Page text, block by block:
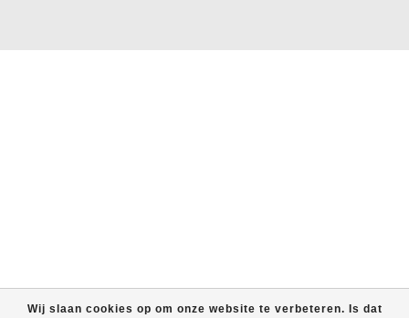
Wij slaan cookies op om onze website te verbeteren. Is dat